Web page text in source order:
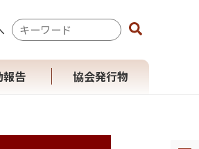
検
索
ー
ワ
報告 協会発行物